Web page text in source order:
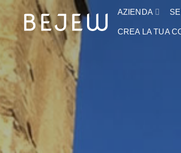
AZIENDA
CREA LA TUA